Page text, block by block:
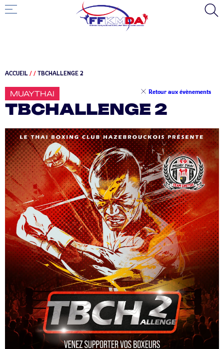
ACCUEIL / / TBCHALLENGE 2
MUAYTHAI Retour aux évènements
TBCHALLENGE 2